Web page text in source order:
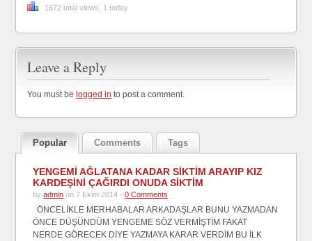
1672 total views, 1 today
Leave a Reply
You must be logged in to post a comment.
Popular Comments Tags
YENGEMİ AĞLATANA KADAR SİKTİM ARAYIP KIZ
KARDEŞİNİ ÇAĞIRDI ONUDA SİKTİM
byadmin on 7 Ekim 2014 -0 Comments
ÖNCELİKLE MERHABALAR ARKADAŞLAR BUNU YAZMADAN
ÖNCE DÜŞÜNDÜM YENGEME SÖZ VERMİŞTİM FAKAT
NERDE GÖRECEK DİYE YAZMAYA KARAR VERDİM BU İLK